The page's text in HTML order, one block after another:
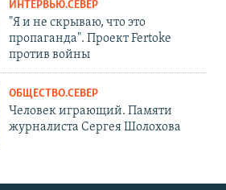
ИНТЕРВЬЮ.СЕВЕР
"Я и не скрываю, что это
пропаганда". Проект Fertoke
против войны
ОБЩЕСТВО.СЕВЕР
Человек играющий. Памяти
журналиста Сергея Шолохова